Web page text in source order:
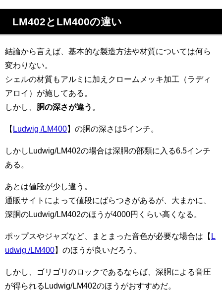
LM402とLM400の違い
結論から言えば、基本的な製造方法や材質については何ら
変わりない。
シェルの材質もアルミに加えクロームメッキ加工（ラディ
アロイ）が施してある。
しかし、 胴の深さが違う 。
【 Ludwig /LM400】の胴の深さは5インチ。
しかしLudwig/LM402の場合は深胴の部類に入る6.5インチ
ある。
あとは値段が少し違う。
通販サイトによって値段にばらつきがあるが、大まかに、
深胴のLudwig/LM402のほうが4000円くらい高くなる。
ポップスやジャズなど、まとまった音色が必要な場合は【 L
udwig /LM400】のほうが良いだろう。
しかし、ゴリゴリのロックであるならば、深胴による音圧
が得られるLudwig/LM402のほうがおすすめだ。